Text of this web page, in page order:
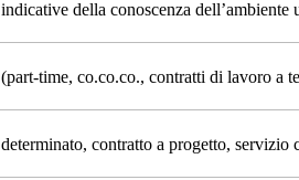
indicative della conoscenza dell’ambiente
(part-time, co.co.co., contratti di lavoro a
determinato, contratto a progetto, servizio